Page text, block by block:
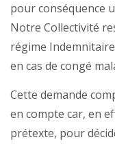
pour conséquence
Notre Collectivité
régime
en cas de congé
Cette demande
en compte car, en
prétexte, pour